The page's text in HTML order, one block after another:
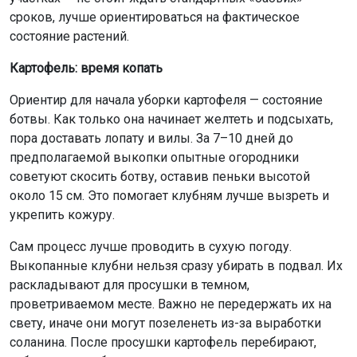
сроков, лучше ориентироваться на фактическое
состояние растений.
Картофель: время копать
Ориентир для начала уборки картофеля — состояние
ботвы. Как только она начинает желтеть и подсыхать,
пора доставать лопату и вилы. За 7–10 дней до
предполагаемой выкопки опытные огородники
советуют скосить ботву, оставив пеньки высотой
около 15 см. Это помогает клубням лучше вызреть и
укрепить кожуру.
Сам процесс лучше проводить в сухую погоду.
Выкопанные клубни нельзя сразу убирать в подвал. Их
раскладывают для просушки в темном,
проветриваемом месте. Важно не передержать их на
свету, иначе они могут позеленеть из-за выработки
соланина. После просушки картофель перебирают,